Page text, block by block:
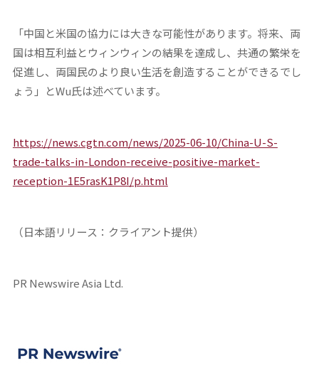
「中国と米国の協力には大きな可能性があります。将来、両
国は相互利益とウィンウィンの結果を達成し、共通の繁栄を
促進し、両国民のより良い生活を創造することができるでし
ょう」とWu氏は述べています。
https://news.cgtn.com/news/2025-06-10/China-U-S-
trade-talks-in-London-receive-positive-market-
reception-1E5rasK1P8I/p.html
（日本語リリース：クライアント提供）
PR Newswire Asia Ltd.